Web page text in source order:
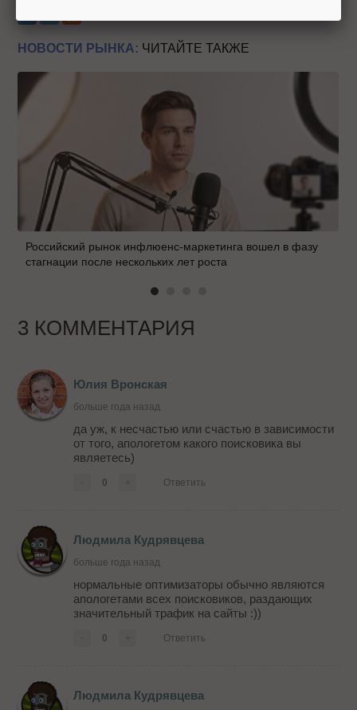
НОВОСТИ РЫНКА: ЧИТАЙТЕ ТАКЖЕ
Российский рынок инфлюенс-маркетинга вошел в фазу
стагнации после нескольких лет роста
3 КОММЕНТАРИЯ
Юлия Вронская
больше года назад
да уж, к несчастью или счастью в зависимости
от того, апологетом какого поисковика вы
являетесь)
0 Ответить
Людмила Кудрявцева
больше года назад
нормальные оптимизаторы обычно являются
апологетами всех поисковиков, раздающих
значительный трафик на сайты :))
0 Ответить
Людмила Кудрявцева